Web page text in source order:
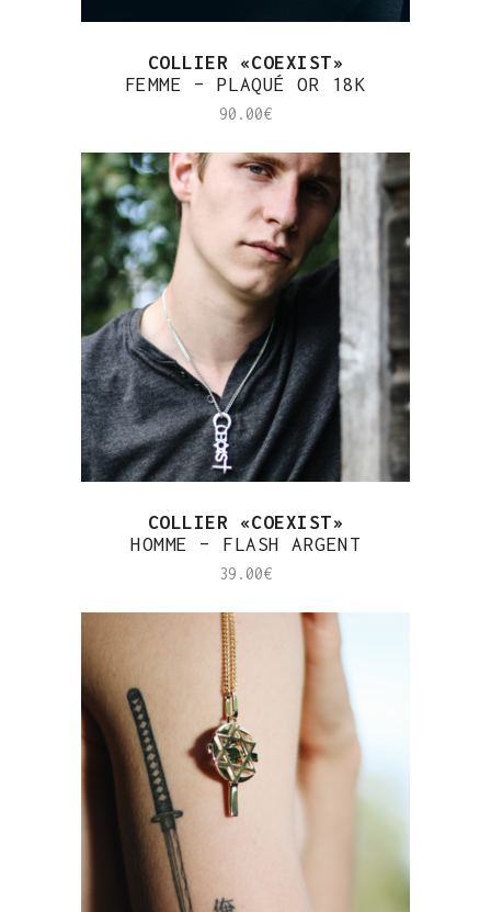
COLLIER «COEXIST»
FEMME – PLAQUÉ OR 18K
90.00€
COLLIER «COEXIST»
HOMME – FLASH ARGENT
39.00€